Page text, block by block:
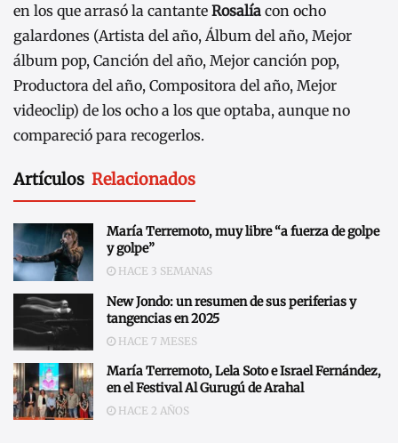
en los que arrasó la cantante Rosalía con ocho
galardones (Artista del año, Álbum del año, Mejor
álbum pop, Canción del año, Mejor canción pop,
Productora del año, Compositora del año, Mejor
videoclip) de los ocho a los que optaba, aunque no
compareció para recogerlos.
Artículos Relacionados
María Terremoto, muy libre “a fuerza de golpe
y golpe”
HACE 3 SEMANAS
New Jondo: un resumen de sus periferias y
tangencias en 2025
HACE 7 MESES
María Terremoto, Lela Soto e Israel Fernández,
en el Festival Al Gurugú de Arahal
HACE 2 AÑOS